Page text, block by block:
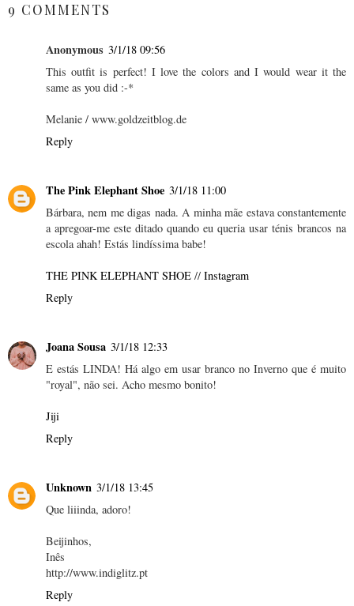
9 COMMENTS
Anonymous 3/1/18 09:56
This outfit is perfect! I love the colors and I would wear it the
same as you did :-*
Melanie / www.goldzeitblog.de
Reply
The Pink Elephant Shoe 3/1/18 11:00
Bárbara, nem me digas nada. A minha mãe estava constantemente
a apregoar-me este ditado quando eu queria usar ténis brancos na
escola ahah! Estás lindíssima babe!
THE PINK ELEPHANT SHOE // Instagram
Reply
Joana Sousa 3/1/18 12:33
E estás LINDA! Há algo em usar branco no Inverno que é muito
"royal", não sei. Acho mesmo bonito!
Jiji
Reply
Unknown 3/1/18 13:45
Que liiinda, adoro!
Beijinhos,
Inês
http://www.indiglitz.pt
Reply